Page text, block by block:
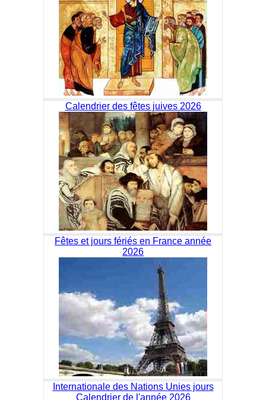
Calendrier des fêtes juives 2026
Fêtes et jours fériés en France année
2026
Internationale des Nations Unies jours
Calendrier de l'année 2026